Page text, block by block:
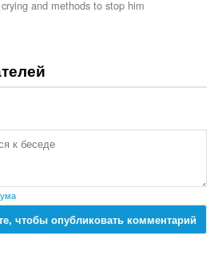
and methods to stop him
чтобы опубликовать комментарий